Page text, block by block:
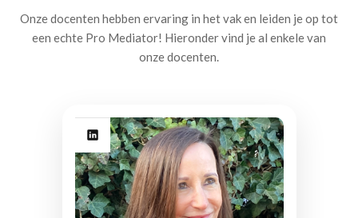
Onze docenten hebben ervaring in het vak en leiden je op tot
een echte Pro Mediator! Hieronder vind je al enkele van
onze docenten.